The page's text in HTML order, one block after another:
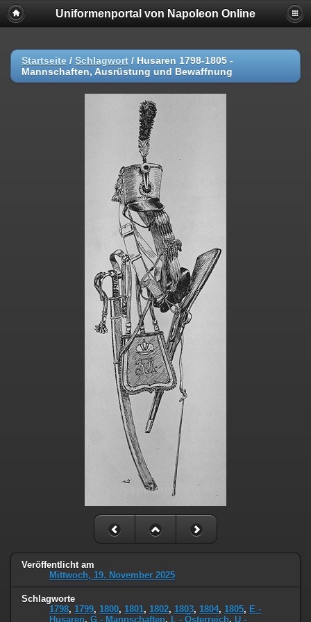
Uniformenportal von Napoleon Online
Startseite / Schlagwort / Husaren 1798-1805 -
Mannschaften, Ausrüstung und Bewaffnung
Veröffentlicht am
Mittwoch, 19. November 2025
Schlagworte
1798, 1799, 1800, 1801, 1802, 1803, 1804, 1805, E -
Husaren, G - Mannschaften, L - Österreich, U -